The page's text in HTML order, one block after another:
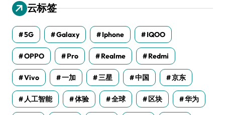
云标签
5G Galaxy Iphone IQOO
OPPO Pro Realme Redmi
Vivo 一加 三星 中国 京东
人工智能 体验 全球 区块 华为